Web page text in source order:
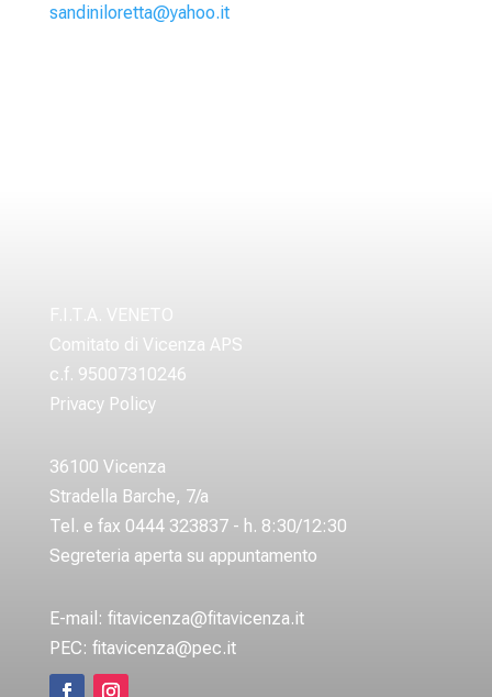
sandiniloretta@yahoo.it
F.I.T.A. VENETO
Comitato di Vicenza APS
c.f. 95007310246
Privacy Policy
36100 Vicenza
Stradella Barche, 7/a
Tel. e fax 0444 323837 - h. 8:30/12:30
Segreteria aperta su appuntamento
E-mail: fitavicenza@fitavicenza.it
PEC: fitavicenza@pec.it